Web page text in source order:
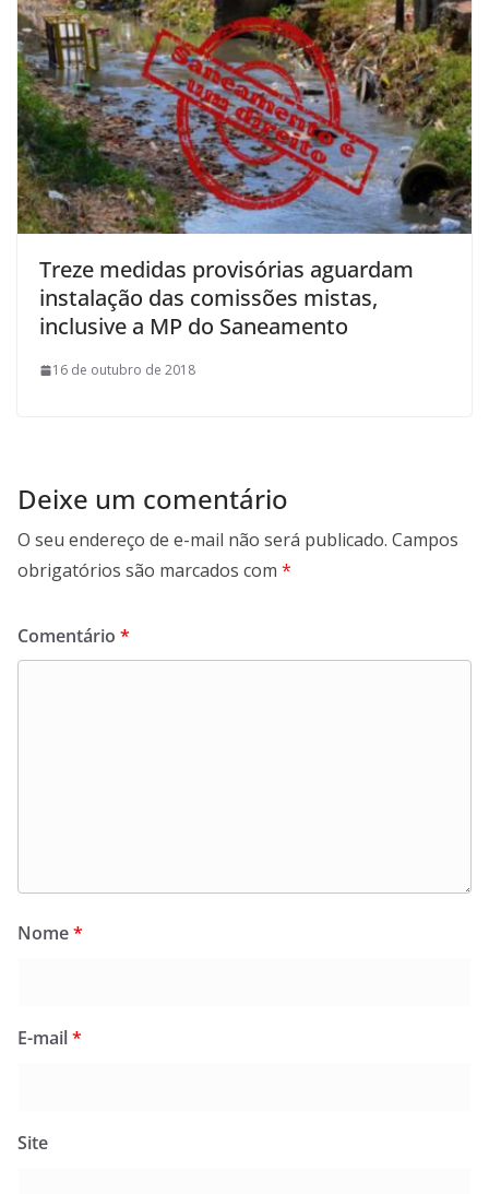
Treze medidas provisórias aguardam
instalação das comissões mistas,
inclusive a MP do Saneamento
16 de outubro de 2018
Deixe um comentário
O seu endereço de e-mail não será publicado. Campos
obrigatórios são marcados com *
Comentário *
Nome*
E-mail*
Site